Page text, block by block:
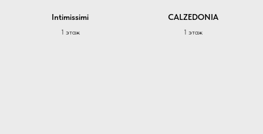
Intimissimi
1 этаж
CALZEDONIA
1 этаж